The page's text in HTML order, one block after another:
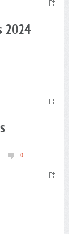
2024
0